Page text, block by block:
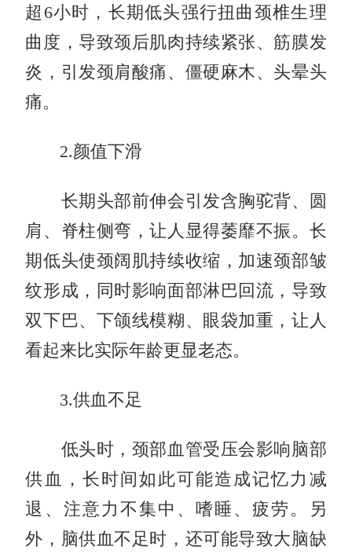
超6小时，长期低头强行扭曲颈椎生理
曲度，导致颈后肌肉持续紧张、筋膜发
炎，引发颈肩酸痛、僵硬麻木、头晕头
痛。
2.颜值下滑
长期头部前伸会引发含胸驼背、圆
肩、脊柱侧弯，让人显得萎靡不振。长
期低头使颈阔肌持续收缩，加速颈部皱
纹形成，同时影响面部淋巴回流，导致
双下巴、下颌线模糊、眼袋加重，让人
看起来比实际年龄更显老态。
3.供血不足
低头时，颈部血管受压会影响脑部
供血，长时间如此可能造成记忆力减
退、注意力不集中、嗜睡、疲劳。另
外，脑供血不足时，还可能导致大脑缺